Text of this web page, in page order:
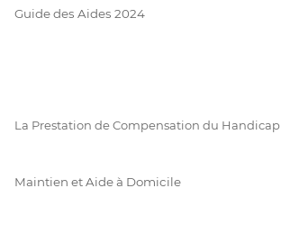
Guide des Aides 2024
La Prestation de Compensation du Handicap
Maintien et Aide à Domicile